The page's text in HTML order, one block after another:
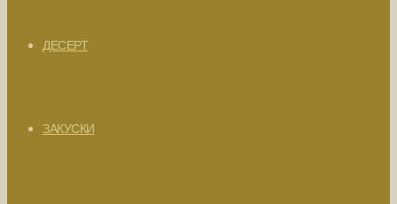
ДЕСЕРТ
ЗАКУСКИ